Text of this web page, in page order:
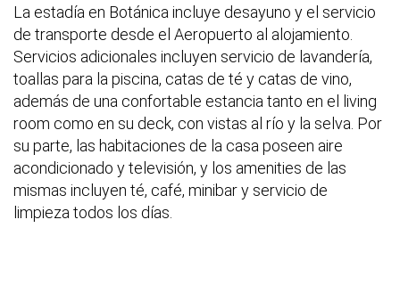
La estadía en Botánica incluye desayuno y el servicio
de transporte desde el Aeropuerto al alojamiento.
Servicios adicionales incluyen servicio de lavandería,
toallas para la piscina, catas de té y catas de vino,
además de una confortable estancia tanto en el living
room como en su deck, con vistas al río y la selva. Por
su parte, las habitaciones de la casa poseen aire
acondicionado y televisión, y los amenities de las
mismas incluyen té, café, minibar y servicio de
limpieza todos los días.